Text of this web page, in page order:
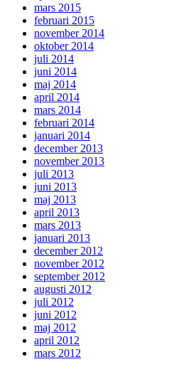
mars 2015
februari 2015
november 2014
oktober 2014
juli 2014
juni 2014
maj 2014
april 2014
mars 2014
februari 2014
januari 2014
december 2013
november 2013
juli 2013
juni 2013
maj 2013
april 2013
mars 2013
januari 2013
december 2012
november 2012
september 2012
augusti 2012
juli 2012
juni 2012
maj 2012
april 2012
mars 2012